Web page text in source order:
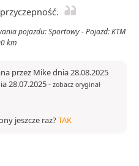
pojazdu: Sportowy - Pojazd: KTM
km
przez Mike dnia 28.08.2025
28.07.2025- zobacz oryginał
jeszcze raz?TAK